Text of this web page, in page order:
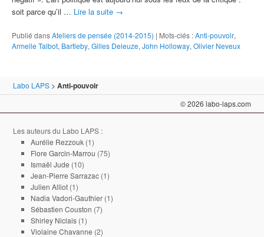
soit parce qu’il … Lire la suite →
Publié dansAteliers de pensée (2014-2015) | Mots-clés :Anti-pouvoir,
Armelle Talbot, Bartleby, Gilles Deleuze, John Holloway, Olivier Neveux
Labo LAPS >Anti-pouvoir
© 2026 labo-laps.com
Les auteurs du Labo LAPS :
Aurélie Rezzouk (1)
Flore Garcin-Marrou (75)
Ismaël Jude (10)
Jean-Pierre Sarrazac (1)
Julien Alliot (1)
Nadia Vadori-Gauthier (1)
Sébastien Couston (7)
Shirley Niclais (1)
Violaine Chavanne (2)